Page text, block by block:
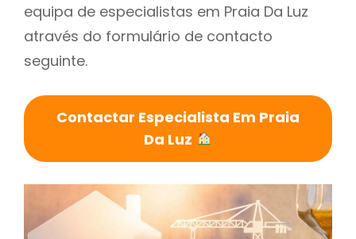
equipa de especialistas em Praia Da Luz
através do formulário de contacto
seguinte.
Contactar Especialista Em Praia
Da Luz